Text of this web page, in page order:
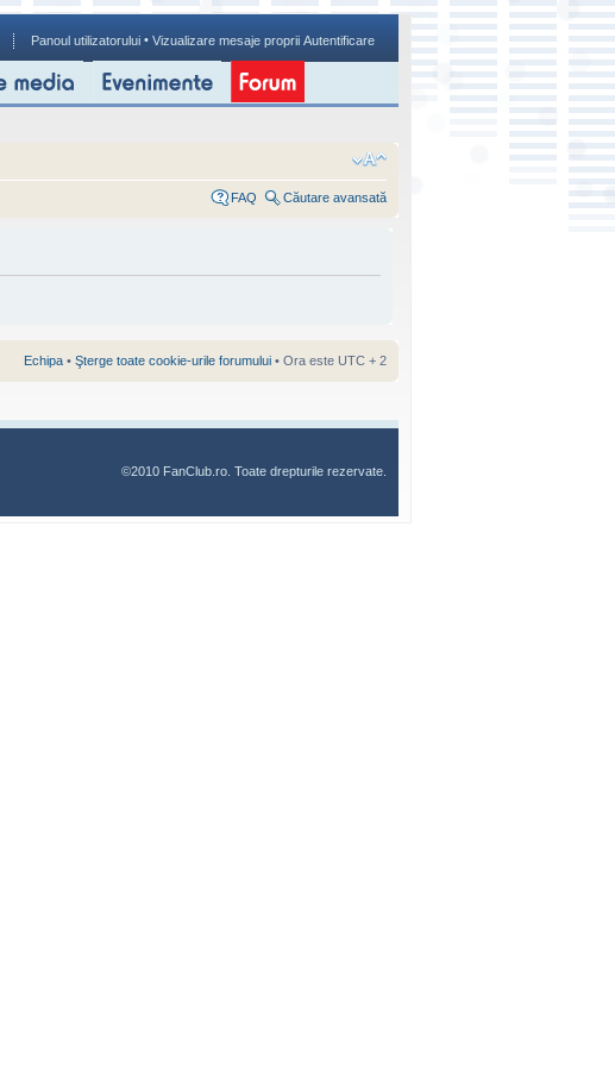
Panoul utilizatorului • Vizualizare mesaje proprii Autentificare
FAQ Căutare avansată
Echipa • Şterge toate cookie-urile forumului • Ora este UTC + 2
©2010 FanClub.ro. Toate drepturile rezervate.